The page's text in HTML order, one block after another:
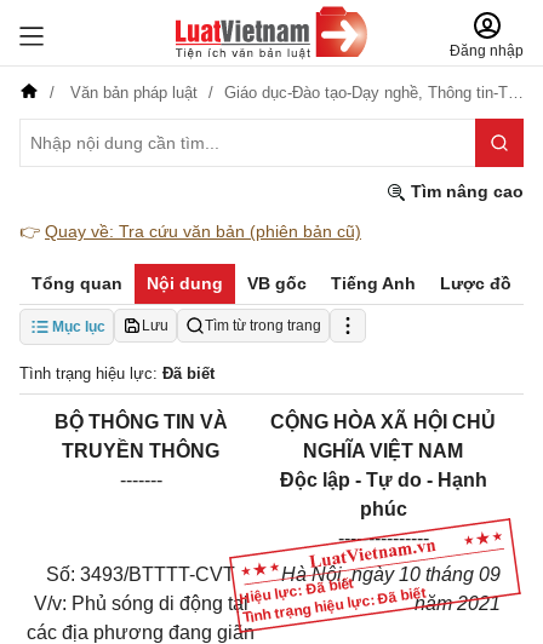
Đăng nhập
Văn bản pháp luật Giáo dục-Đào tạo-Dạy nghề, Thông tin-Truyền thông,
Tìm nâng cao
👉 Quay về: Tra cứu văn bản (phiên bản cũ)
Tổng quan Nội dung VB gốc Tiếng Anh Lược đồ
Mục lục Lưu Tìm từ trong trang
Tình trạng hiệu lực: Đã biết
Hiệu lực: Đã biết
Tình trạng hiệu lực: Đã biết
BỘ THÔNG TIN VÀ
TRUYỀN THÔNG
-------
CỘNG HÒA XÃ HỘI CHỦ
NGHĨA VIỆT NAM
Độc lập - Tự do - Hạnh
phúc
---------------
Số: 3493/BTTTT-CVT
V/v: Phủ sóng di động tại
các địa phương đang giãn
Hà Nội, ngày 10 tháng 09
năm 2021